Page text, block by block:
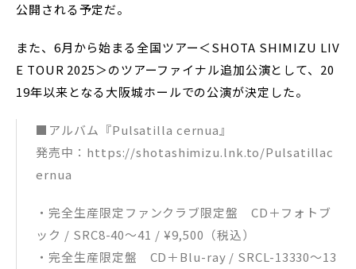
公開される予定だ。
また、6月から始まる全国ツアー＜SHOTA SHIMIZU LIV
E TOUR 2025＞のツアーファイナル追加公演として、20
19年以来となる大阪城ホールでの公演が決定した。
■アルバム『Pulsatilla cernua』
発売中：https://shotashimizu.lnk.to/Pulsatillac
ernua
・完全生産限定ファンクラブ限定盤 CD＋フォトブ
ック / SRC8-40～41 / ¥9,500（税込）
・完全生産限定盤 CD＋Blu-ray / SRCL-13330〜13